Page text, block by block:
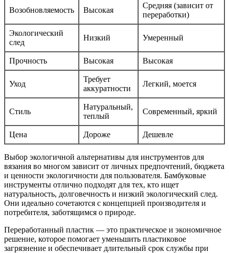
Возобновляемость Высокая
Средняя (зависит от
переработки)
Экологический
след
Низкий Умеренный
Прочность Высокая Высокая
Уход
Требует
аккуратности
Легкий, моется
Стиль
Натуральный,
теплый
Современный, яркий
Цена Дороже Дешевле
Выбор экологичной альтернативы для инструментов для
вязания во многом зависит от личных предпочтений, бюджета
и ценности экологичности для пользователя. Бамбуковые
инструменты отлично подходят для тех, кто ищет
натуральность, долговечность и низкий экологический след.
Они идеально сочетаются с концепцией производителя и
потребителя, заботящимся о природе.
Переработанный пластик — это практическое и экономичное
решение, которое помогает уменьшить пластиковое
загрязнение и обеспечивает длительный срок службы при